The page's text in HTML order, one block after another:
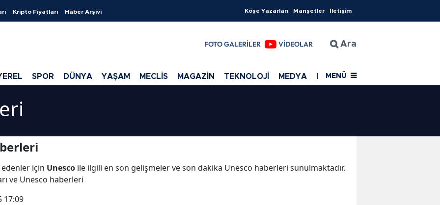
Kripto Fiyatları Haber Arşivi Köşe Yazarları Manşetler İletişim
FOTO GALERİLER VİDEOLAR Ara
SPOR DÜNYA YAŞAM MECLİS MAGAZİN TEKNOLOJİ MEDYA EĞİTİM SAĞLIK
MENÜ
için Unesco ile ilgili en son gelişmeler ve son dakika Unesco haberleri sunulmaktadır.
ve Unesco haberleri
17:09